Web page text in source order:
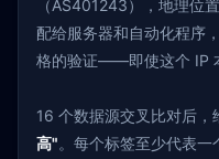
（AS401243），地理位置
配给服务器和自动化程序
格的验证——即使这个 IP
16 个数据源交叉比对后，
高"。每个标签至少代表